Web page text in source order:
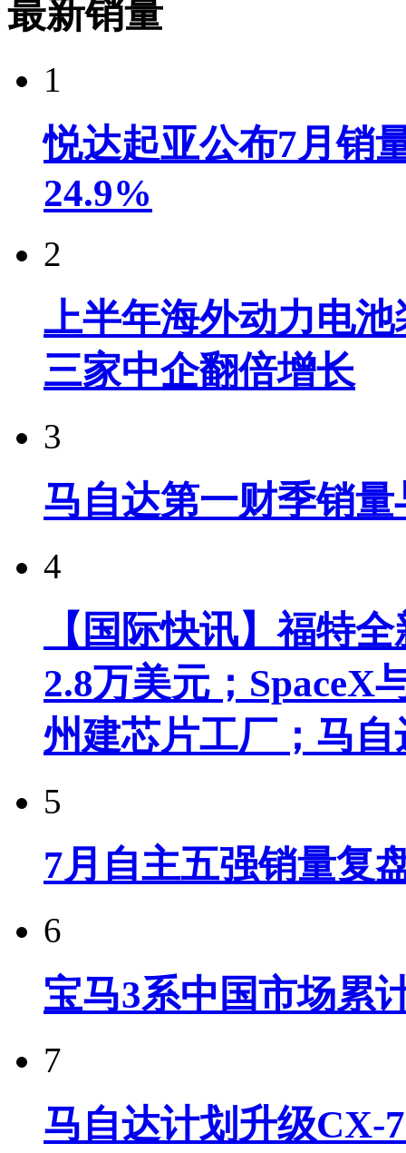
最新销量
1
悦达起亚公布7月销
24.9%
2
上半年海外动力电
三家中企翻倍增长
3
马自达第一财季销
4
【国际快讯】福特
2.8万美元；SpaceX
州建芯片工厂；马
5
7月自主五强销量复
6
宝马3系中国市场累
7
马自达计划升级CX-